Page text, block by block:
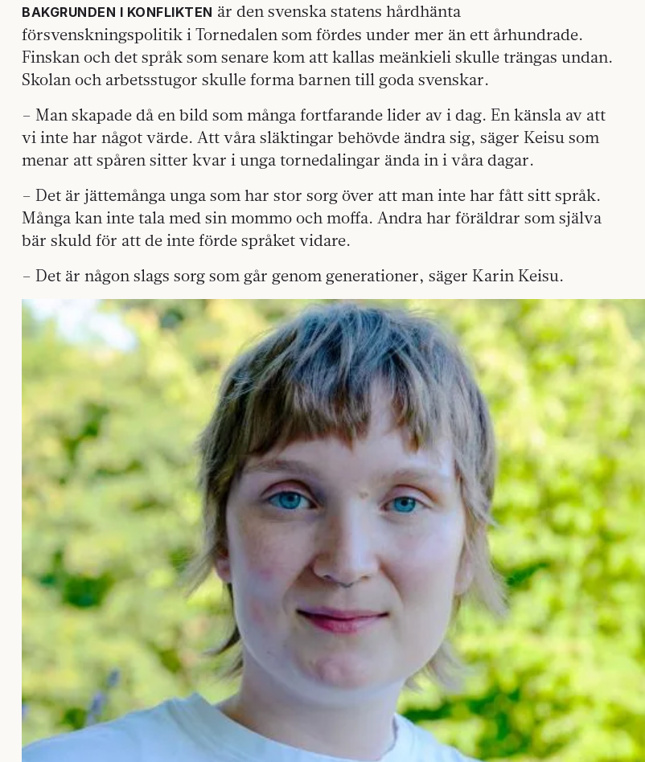
BAKGRUNDEN I KONFLIKTEN är den svenska statens hårdhänta
försvenskningspolitik i Tornedalen som fördes under mer än ett århundrade.
Finskan och det språk som senare kom att kallas meänkieli skulle trängas undan.
Skolan och arbetsstugor skulle forma barnen till goda svenskar.
– Man skapade då en bild som många fortfarande lider av i dag. En känsla av att
vi inte har något värde. Att våra släktingar behövde ändra sig, säger Keisu som
menar att spåren sitter kvar i unga tornedalingar ända in i våra dagar.
– Det är jättemånga unga som har stor sorg över att man inte har fått sitt språk.
Många kan inte tala med sin mommo och moffa. Andra har föräldrar som själva
bär skuld för att de inte förde språket vidare.
– Det är någon slags sorg som går genom generationer, säger Karin Keisu.